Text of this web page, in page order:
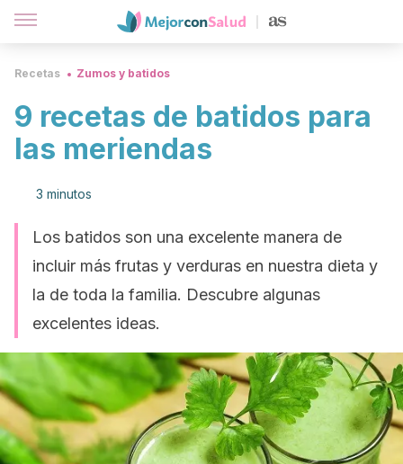
Recetas Zumos y batidos
9 recetas de batidos para
las meriendas
3 minutos
Los batidos son una excelente manera de
incluir más frutas y verduras en nuestra dieta y
la de toda la familia. Descubre algunas
excelentes ideas.